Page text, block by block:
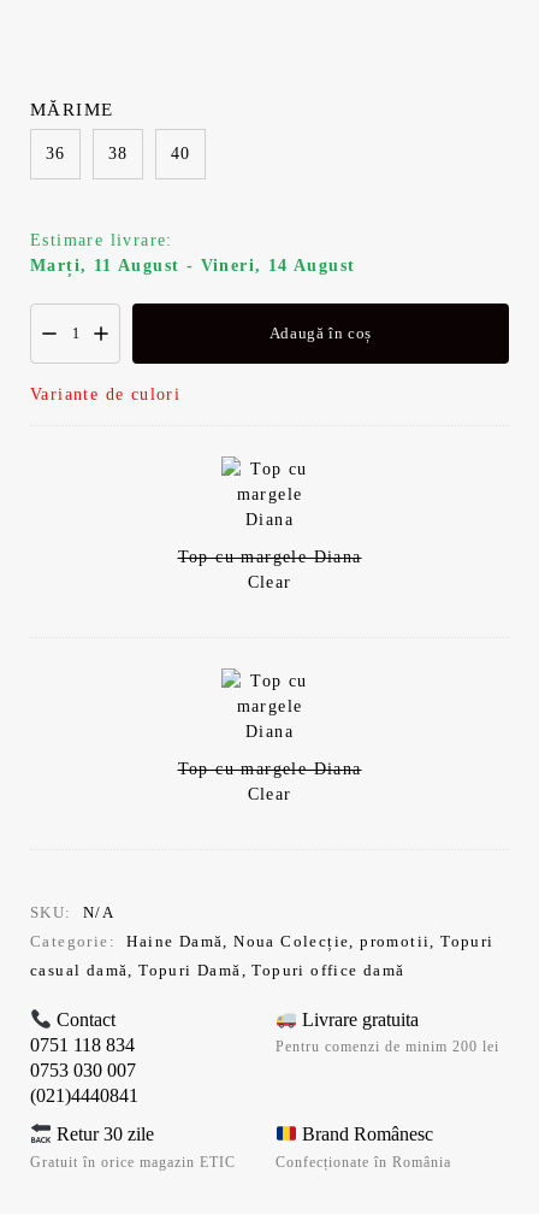
36 38 40
MĂRIME
Estimare livrare:
Marți, 11 August - Vineri, 14 August
Adaugă în coș
Variante de culori
Top cu margele Diana
Clear
Top cu margele Diana
Clear
SKU:
N/A
Categorie:
Haine Damă,Noua Colecție,promotii,Topuri
casual damă,Topuri Damă,Topuri office damă
Contact
0751 118 834
0753 030 007
(021)4440841
Livrare gratuita
Pentru comenzi de minim 200 lei
Retur 30 zile
Gratuit în orice magazin ETIC
Brand Românesc
Confecționate în România